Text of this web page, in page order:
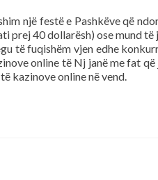
një festë e Pashkëve që
prej 40 dollarësh) ose mund të
të fuqishëm vjen edhe
online të Nj janë me fat
kazinove online në vend.